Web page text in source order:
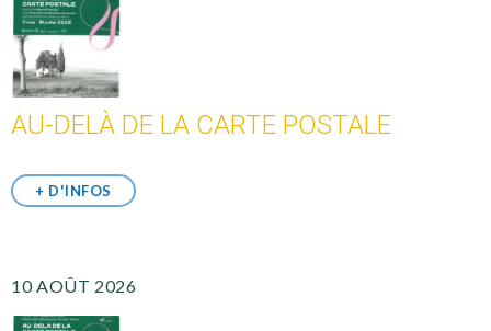
AU-DELÀ DE LA CARTE POSTALE
+ D'INFOS
10 AOÛT 2026